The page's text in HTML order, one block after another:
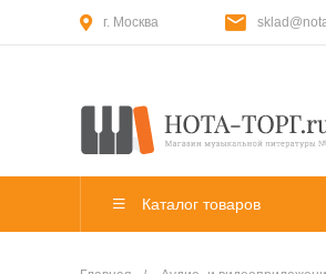
г. Москва
Каталог товаров